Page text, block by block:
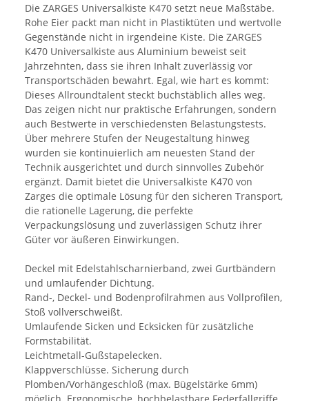
Die ZARGES Universalkiste K470 setzt neue Maßstäbe.
Rohe Eier packt man nicht in Plastiktüten und wertvolle
Gegenstände nicht in irgendeine Kiste. Die ZARGES
K470 Universalkiste aus Aluminium beweist seit
Jahrzehnten, dass sie ihren Inhalt zuverlässig vor
Transportschäden bewahrt. Egal, wie hart es kommt:
Dieses Allroundtalent steckt buchstäblich alles weg.
Das zeigen nicht nur praktische Erfahrungen, sondern
auch Bestwerte in verschiedensten Belastungstests.
Über mehrere Stufen der Neugestaltung hinweg
wurden sie kontinuierlich am neuesten Stand der
Technik ausgerichtet und durch sinnvolles Zubehör
ergänzt. Damit bietet die Universalkiste K470 von
Zarges die optimale Lösung für den sicheren Transport,
die rationelle Lagerung, die perfekte
Verpackungslösung und zuverlässigen Schutz ihrer
Güter vor äußeren Einwirkungen.
Deckel mit Edelstahlscharnierband, zwei Gurtbändern
und umlaufender Dichtung.
Rand-, Deckel- und Bodenprofilrahmen aus Vollprofilen,
Stoß vollverschweißt.
Umlaufende Sicken und Ecksicken für zusätzliche
Formstabilität.
Leichtmetall-Gußstapelecken.
Klappverschlüsse. Sicherung durch
Plomben/Vorhängeschloß (max. Bügelstärke 6mm)